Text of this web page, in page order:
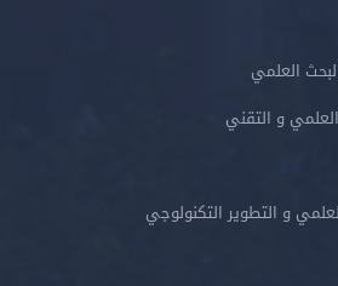
العلمي
و التقني
و التطوير التكنولوجي